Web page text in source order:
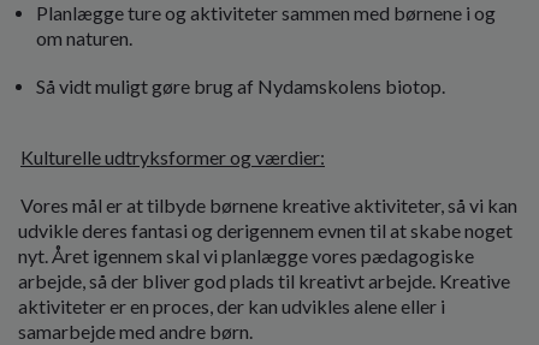
Planlægge ture og aktiviteter sammen med børnene i og
om naturen.
Så vidt muligt gøre brug af Nydamskolens biotop.
Kulturelle udtryksformer og værdier:
Vores mål er at tilbyde børnene kreative aktiviteter, så vi kan
udvikle deres fantasi og derigennem evnen til at skabe noget
nyt. Året igennem skal vi planlægge vores pædagogiske
arbejde, så der bliver god plads til kreativt arbejde. Kreative
aktiviteter er en proces, der kan udvikles alene eller i
samarbejde med andre børn.